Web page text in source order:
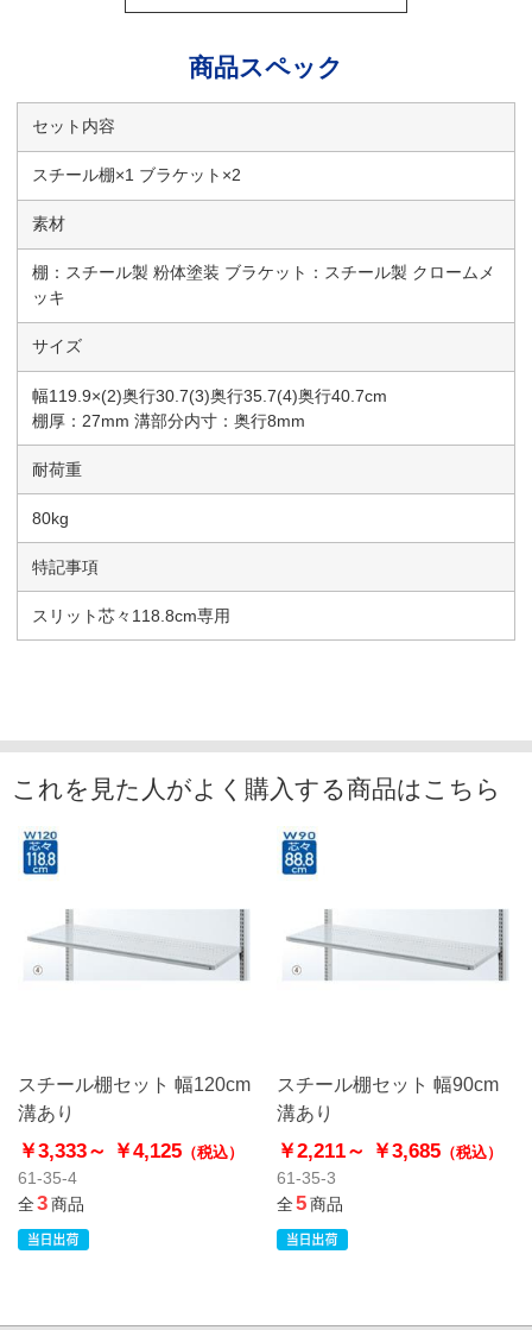
商品スペック
セット内容
スチール棚×1 ブラケット×2
素材
棚：スチール製 粉体塗装 ブラケット：スチール製 クロームメ
ッキ
サイズ
幅119.9×(2)奥行30.7(3)奥行35.7(4)奥行40.7cm
棚厚：27mm 溝部分内寸：奥行8mm
耐荷重
80kg
特記事項
スリット芯々118.8cm専用
これを見た人がよく購入する商品はこちら
スチール棚セット 幅120cm
溝あり
￥3,333～ ￥4,125 （税込）
61-35-4
全3商品
スチール棚セット 幅90cm
溝あり
￥2,211～ ￥3,685（税込）
61-35-3
全5商品